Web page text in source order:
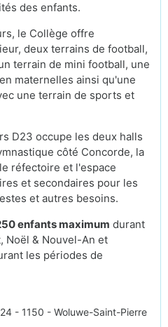
des enfants.
le Collège offre
deux terrains de football,
terrain de mini football, une
maternelles ainsi qu'une
une terrain de sports et
D23 occupe les deux halls
côté Concorde, la
réfectoire et l'espace
et secondaires pour les
et autres besoins.
enfants maximum durant
Noël & Nouvel-An et
les périodes de
- 1150 - Woluwe-Saint-Pierre